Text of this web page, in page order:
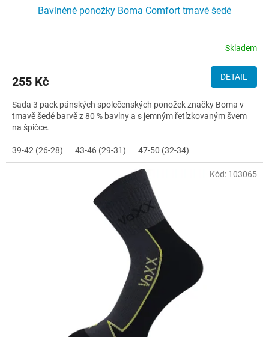
Bavlněné ponožky Boma Comfort tmavě šedé
Skladem
255 Kč DETAIL
Sada 3 pack pánských společenských ponožek značky Boma v
tmavě šedé barvě z 80 % bavlny a s jemným řetízkovaným švem
na špičce.
39-42 (26-28) 43-46 (29-31) 47-50 (32-34)
Kód: 103065